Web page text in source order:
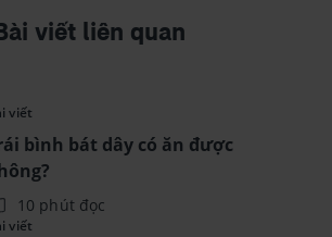
viết liên quan
viết
bình bát dây có ăn được
10 phút đọc
viết